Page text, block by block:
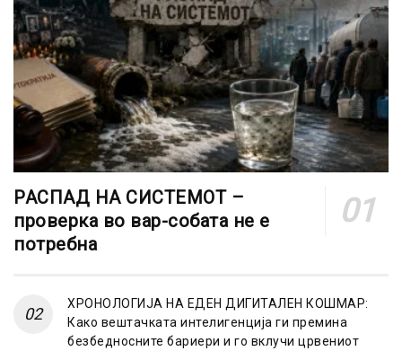
РАСПАД НА СИСТЕМОТ –
проверка во вар-собата не е
потребна
ХРОНОЛОГИЈА НА ЕДЕН ДИГИТАЛЕН КОШМАР:
Како вештачката интелигенција ги премина
безбедносните бариери и го вклучи црвениот